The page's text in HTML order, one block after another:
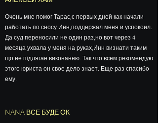
Очень мне помог Тарас,с первых дней как начали
работать по сносу Инн,поддержал меня и успокоил.
Да суд переносили не один раз,но вот через 4
месяца ухвала у меня на руках,Инн визнати таким
що не пiдлягае виконанню. Так что всем рекомендую
этого юриста он свое дело знает. Еще раз спасибо
ему.
NANA ВСЕ БУДЕ ОК